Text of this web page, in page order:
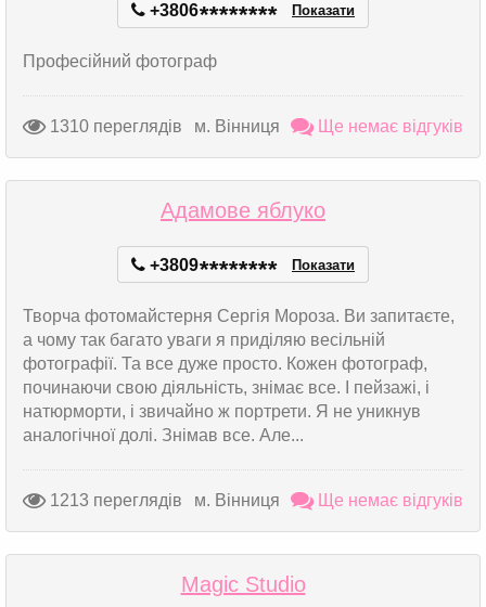
+3806******** Показати
Професійний фотограф
1310 переглядів м. Вінниця Ще немає відгуків
Адамове яблуко
+3809******** Показати
Творча фотомайстерня Сергія Мороза. Ви запитаєте,
а чому так багато уваги я приділяю весільній
фотографії. Та все дуже просто. Кожен фотограф,
починаючи свою діяльність, знімає все. І пейзажі, і
натюрморти, і звичайно ж портрети. Я не уникнув
аналогічної долі. Знімав все. Але...
1213 переглядів м. Вінниця Ще немає відгуків
Magic Studio